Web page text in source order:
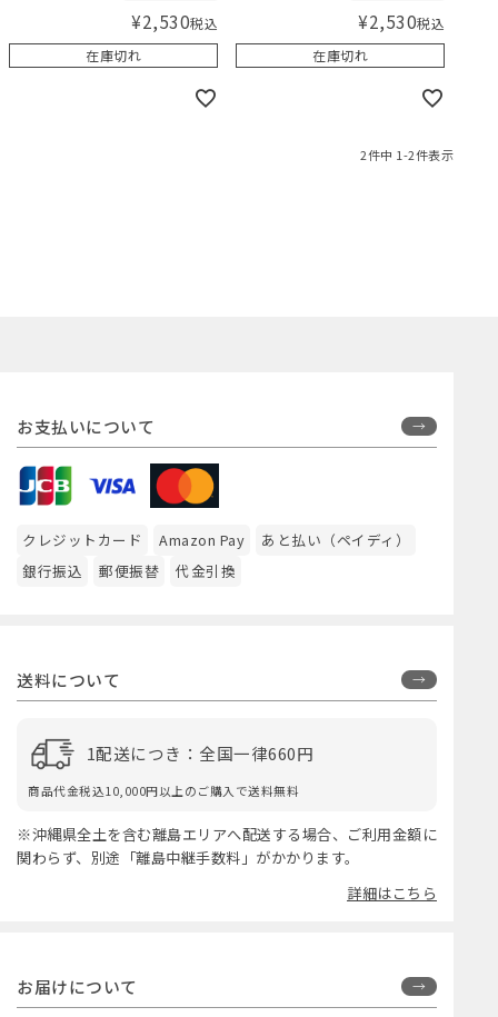
¥2,530税込
在庫切れ
¥2,530税込
在庫切れ
2件中 1-2件表示
お支払いについて
クレジットカード Amazon Pay
あと払い（ペイディ）
銀行振込
郵便振替 代金引換
送料について
1配送につき：全国一律660円
商品代金税込10,000円以上のご購入で送料無料
※沖縄県全土を含む離島エリアへ配送する場合、ご利用金額に
関わらず、別途「離島中継手数料」がかかります。
詳細はこちら
お届けについて